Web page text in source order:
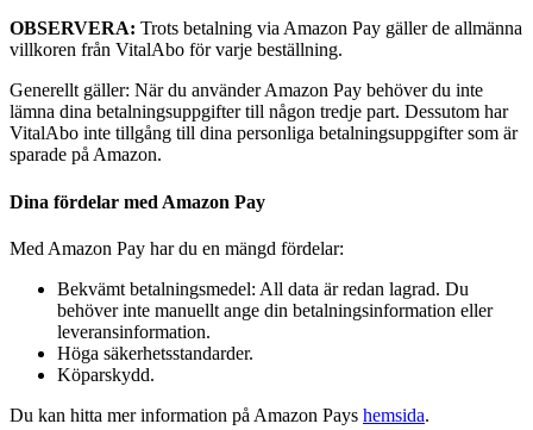
OBSERVERA: Trots betalning via Amazon Pay gäller de allmänna
villkoren från VitalAbo för varje beställning.
Generellt gäller: När du använder Amazon Pay behöver du inte
lämna dina betalningsuppgifter till någon tredje part. Dessutom har
VitalAbo inte tillgång till dina personliga betalningsuppgifter som är
sparade på Amazon.
Dina fördelar med Amazon Pay
Med Amazon Pay har du en mängd fördelar:
Bekvämt betalningsmedel: All data är redan lagrad. Du
behöver inte manuellt ange din betalningsinformation eller
leveransinformation.
Höga säkerhetsstandarder.
Köparskydd.
Du kan hitta mer information på Amazon Pays hemsida.